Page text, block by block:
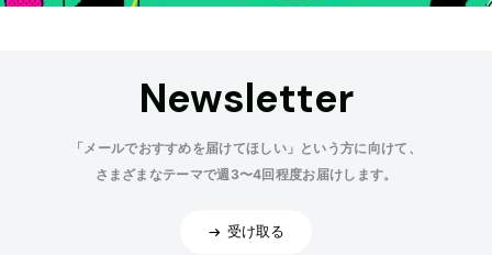
Newsletter
「メールでおすすめを届けてほしい」という方に向けて、
さまざまなテーマで週3〜4回程度お届けします。
受け取る